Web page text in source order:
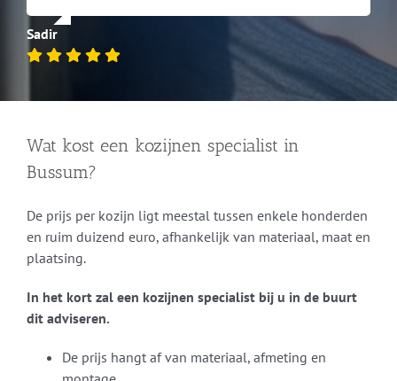
Sadir
Wat kost een kozijnen specialist in
Bussum?
De prijs per kozijn ligt meestal tussen enkele honderden
en ruim duizend euro, afhankelijk van materiaal, maat en
plaatsing.
In het kort zal een kozijnen specialist bij u in de buurt
dit adviseren.
De prijs hangt af van materiaal, afmeting en